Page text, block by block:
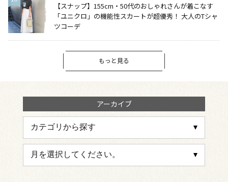
【スナップ】155cm・50代のおしゃれさんが着こなす
「ユニクロ」の機能性スカートが超優秀！ 大人のTシャ
ツコーデ
もっと見る
アーカイブ